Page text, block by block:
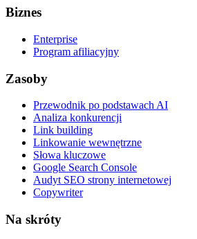
Biznes
Enterprise
Program afiliacyjny
Zasoby
Przewodnik po podstawach AI
Analiza konkurencji
Link building
Linkowanie wewnętrzne
Słowa kluczowe
Google Search Console
Audyt SEO strony internetowej
Copywriter
Na skróty